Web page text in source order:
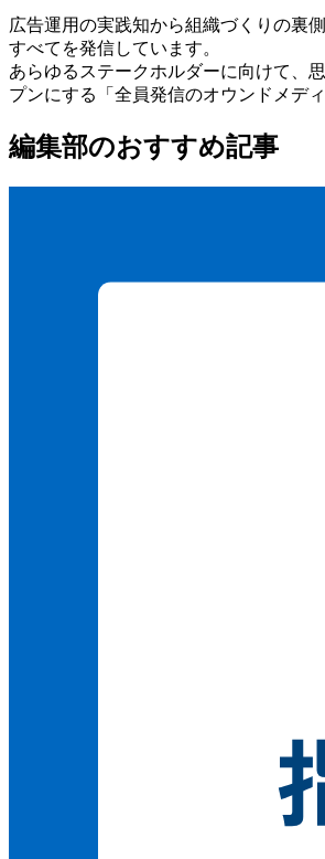
広告運用の実践知から組織づくりの裏
すべてを発信しています。
あらゆるステークホルダーに向けて、
プンにする
「全員発信のオウンドメディ
編集部のおすすめ記事